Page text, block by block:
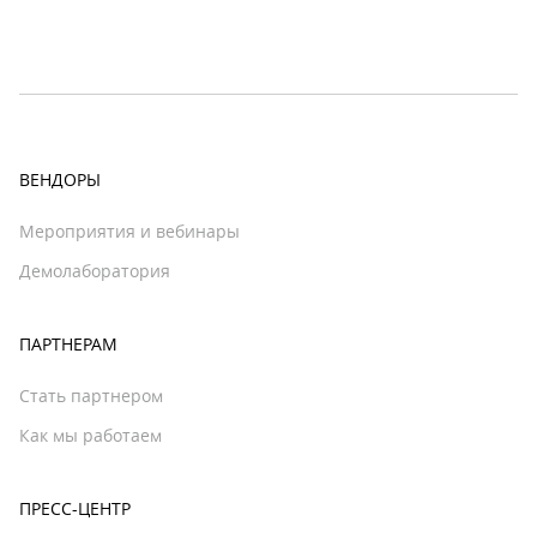
ВЕНДОРЫ
Мероприятия и вебинары
Демолаборатория
ПАРТНЕРАМ
Стать партнером
Как мы работаем
ПРЕСС-ЦЕНТР